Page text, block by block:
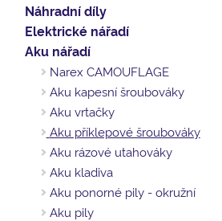
Náhradní díly
Elektrické nářadí
Aku nářadí
Narex CAMOUFLAGE
Aku kapesní šroubováky
Aku vrtačky
Aku příklepové šroubováky
Aku rázové utahováky
Aku kladiva
Aku ponorné pily - okružní
Aku pily